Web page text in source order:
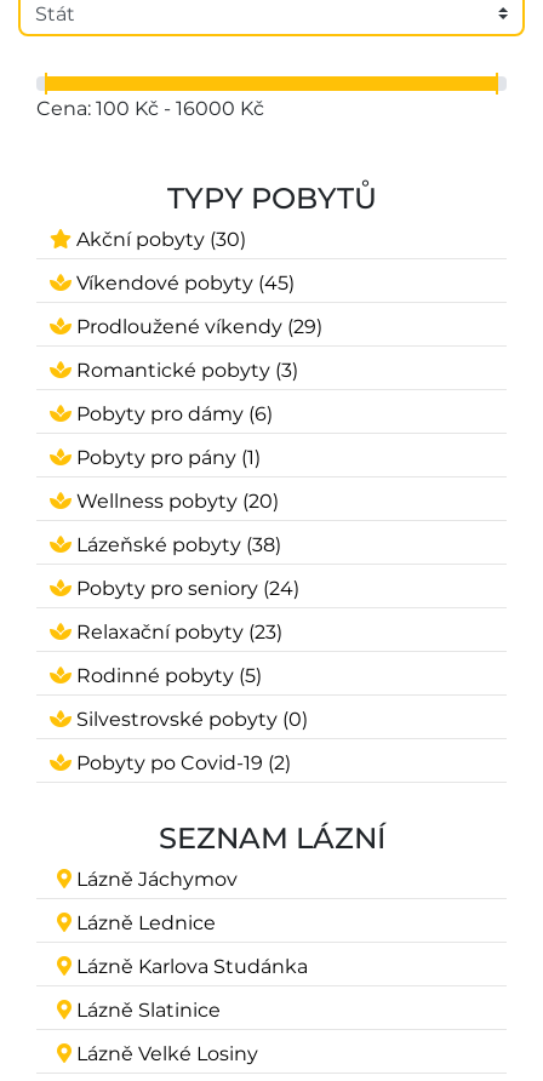
Cena: 100 Kč - 16000 Kč
TYPY POBYTŮ
Akční pobyty (30)
Víkendové pobyty (45)
Prodloužené víkendy (29)
Romantické pobyty (3)
Pobyty pro dámy (6)
Pobyty pro pány (1)
Wellness pobyty (20)
Lázeňské pobyty (38)
Pobyty pro seniory (24)
Relaxační pobyty (23)
Rodinné pobyty (5)
Silvestrovské pobyty (0)
Pobyty po Covid-19 (2)
SEZNAM LÁZNÍ
Lázně Jáchymov
Lázně Lednice
Lázně Karlova Studánka
Lázně Slatinice
Lázně Velké Losiny